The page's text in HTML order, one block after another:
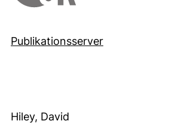
Publikationsserver
Hiley, David